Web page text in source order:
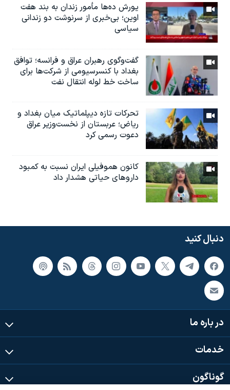
یورش ده‌ها مأمور زندان به بند هفت
اوین؛ بی‌خبری از سرنوشت دو زندانی
سیاسی
گفت‌وگوی رهبران عراق و فرانسه؛ توافق
بغداد با کنسرسیومی از شرکت‌ها برای
ساخت خط لوله انتقال نفت
تحرکات تازه دیپلماتیک میان بغداد و
ریاض؛ عربستان از نخست‌وزیر عراق
دعوت رسمی کرد
کانون هموفیلی ایران نسبت به کمبود
داروهای حیاتی هشدار داد
دنبال کنید
در باره ما
خدمات
گوناگون